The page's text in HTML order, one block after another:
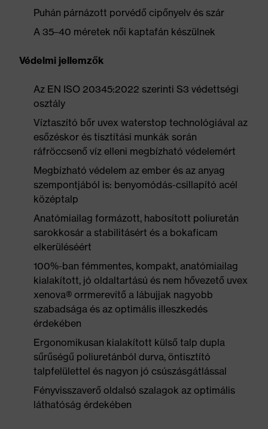
Puhán párnázott porvédő cipőnyelv és szár
A 35–40 méretek női kaptafán készülnek
Védelmi jellemzők
Az EN ISO 20345:2022 szerinti S3 védettségi
osztály
Víztaszító bőr uvex waterstop technológiával az
esőzéskor és tisztítási munkák során
ráfröccsenő víz elleni megbízható védelemért
Megbízható védelem az ember és az anyag
szempontjából is: benyomódás-csillapító acél
középtalp
Anatómiailag formázott, habosított poliuretán
sarokkosár a stabilitásért és a bokaficam
elkerüléséért
100%-ban fémmentes, kompakt, anatómiailag
kialakított, jó oldaltartású és nem hővezető uvex
xenova® orrmerevítő a lábujjak nagyobb
szabadsága és az optimális illeszkedés
érdekében
Ergonomikusan kialakított külső talp dupla
sűrűségű poliuretánból durva, öntisztító
talpfelülettel és nagyon jó csúszásgátlással
Fényvisszaverő oldalsó szalagok az optimális
láthatóság érdekében